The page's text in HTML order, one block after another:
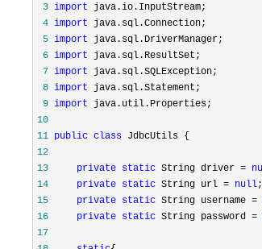
3 import
4 import
5 import
6 import
7 import
8 import
9 import
10
11 public class
12
13
private static String driver =
14
private static String url = null
15
private static String username =
16
private static String password =
17